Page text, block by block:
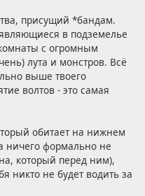
присущий *бандам.
в подземелье
с огромным
лута и монстров. Всё
выше твоего
волтов - это самая
обитает на нижнем
ничего формально не
который перед ним),
никто не будет водить за